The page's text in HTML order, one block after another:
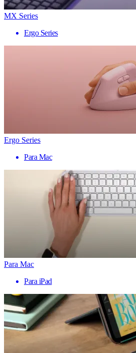
MX Series
Ergo Series
Ergo Series
Para Mac
Para Mac
Para iPad